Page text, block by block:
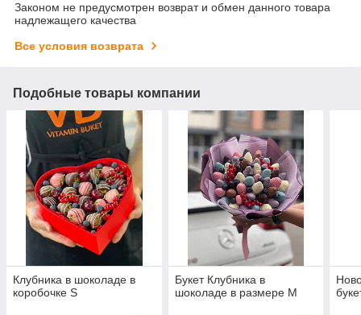
Законом не предусмотрен возврат и обмен данного товара
надлежащего качества
Все условия возврата
Подобные товары компании
Клубника в шоколаде в
коробочке S
Букет Клубника в
шоколаде в размере М